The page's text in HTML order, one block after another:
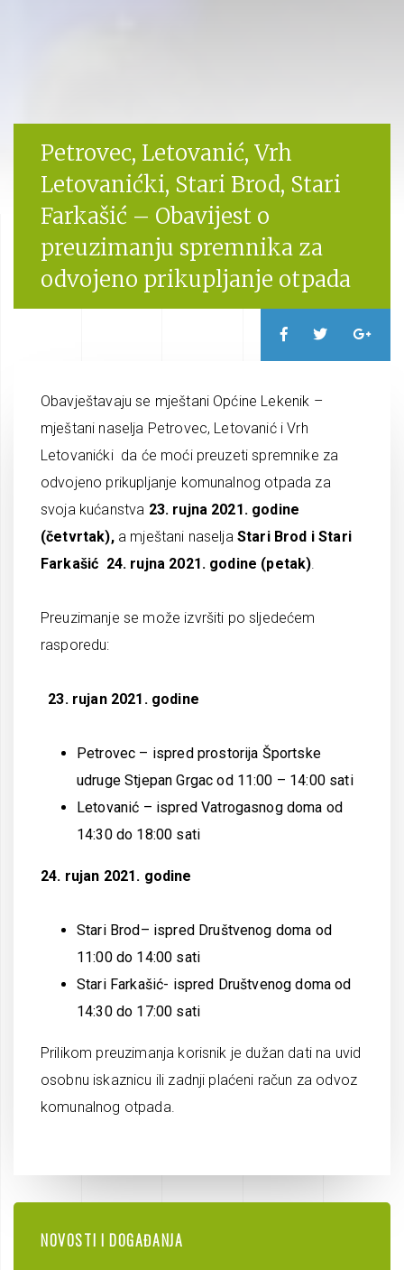
Petrovec, Letovanić, Vrh
Letovanićki, Stari Brod, Stari
Farkašić – Obavijest o
preuzimanju spremnika za
odvojeno prikupljanje otpada
Obavještavaju se mještani Općine Lekenik –
mještani naselja Petrovec, Letovanić i Vrh
Letovanićki da će moći preuzeti spremnike za
odvojeno prikupljanje komunalnog otpada za
svoja kućanstva 23. rujna 2021. godine
(četvrtak), a mještani naselja Stari Brod i Stari
Farkašić 24. rujna 2021. godine (petak)
Preuzimanje se može izvršiti po sljedećem
rasporedu:
23. rujan 2021. godine
Petrovec – ispred prostorija Športske
udruge Stjepan Grgac od 11:00 – 14:00 sati
Letovanić – ispred Vatrogasnog doma od
14:30 do 18:00 sati
24. rujan 2021. godine
Stari Brod– ispred Društvenog doma od
11:00 do 14:00 sati
Stari Farkašić- ispred Društvenog doma od
14:30 do 17:00 sati
Prilikom preuzimanja korisnik je dužan dati na uvid
osobnu iskaznicu ili zadnji plaćeni račun za odvoz
komunalnog otpada.
NOVOSTI I DOGAĐANJA